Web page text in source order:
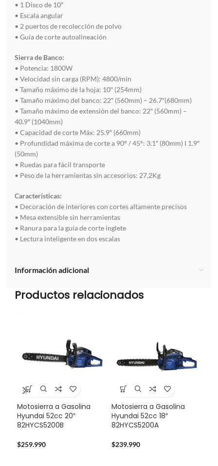
• 1 Disco de 10″
• Escala angular
• 2 puertos de recolección de polvo
• Guía de corte autoalineación
Sierra de Banco:
• Potencia: 1800W
• Velocidad sin carga (RPM): 4800/min
• Tamaño máximo de la hoja: 10″ (254mm)
• Tamaño máximo del banco: 22″ (560mm) – 26.7″(680mm)
• Tamaño máximo de extensión del banco: 22″ (560mm) –
40.9″ (1040mm)
• Capacidad de corte Máx: 25.9″ (660mm)
• Profundidad máxima de corte a 90° / 45°: 3.1″ (80mm) I 1.9″
(50mm)
• Ruedas para fácil transporte
• Peso de la herramientas sin accesorios: 27,2Kg
Características:
• Decoración de interiores con cortes altamente precisos
• Mesa extensible sin herramientas
• Ranura para la guía de corte inglete
• Lectura inteligente en dos escalas
Información adicional
Productos relacionados
Motosierra a Gasolina
Hyundai 52cc 20″
82HYCS5200B
$259.990
Motosierra a Gasolina
Hyundai 52cc 18″
82HYCS5200A
$239.990